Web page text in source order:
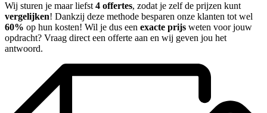
Wij sturen je maar liefst 4 offertes, zodat je zelf de prijzen kunt
vergelijken! Dankzij deze methode besparen onze klanten tot wel
60% op hun kosten! Wil je dus een exacte prijs weten voor jouw
opdracht? Vraag direct een offerte aan en wij geven jou het
antwoord.